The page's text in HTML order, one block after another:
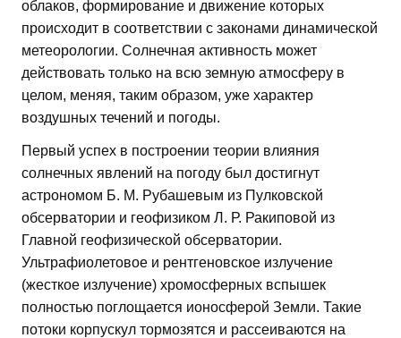
облаков, формирование и движение которых
происходит в соответствии с законами динамической
метеорологии. Солнечная активность может
действовать только на всю земную атмосферу в
целом, меняя, таким образом, уже характер
воздушных течений и погоды.
Первый успех в построении теории влияния
солнечных явлений на погоду был достигнут
астрономом Б. М. Рубашевым из Пулковской
обсерватории и геофизиком Л. Р. Ракиповой из
Главной геофизической обсерватории.
Ультрафиолетовое и рентгеновское излучение
(жесткое излучение) хромосферных вспышек
полностью поглощается ионосферой Земли. Такие
потоки корпускул тормозятся и рассеиваются на